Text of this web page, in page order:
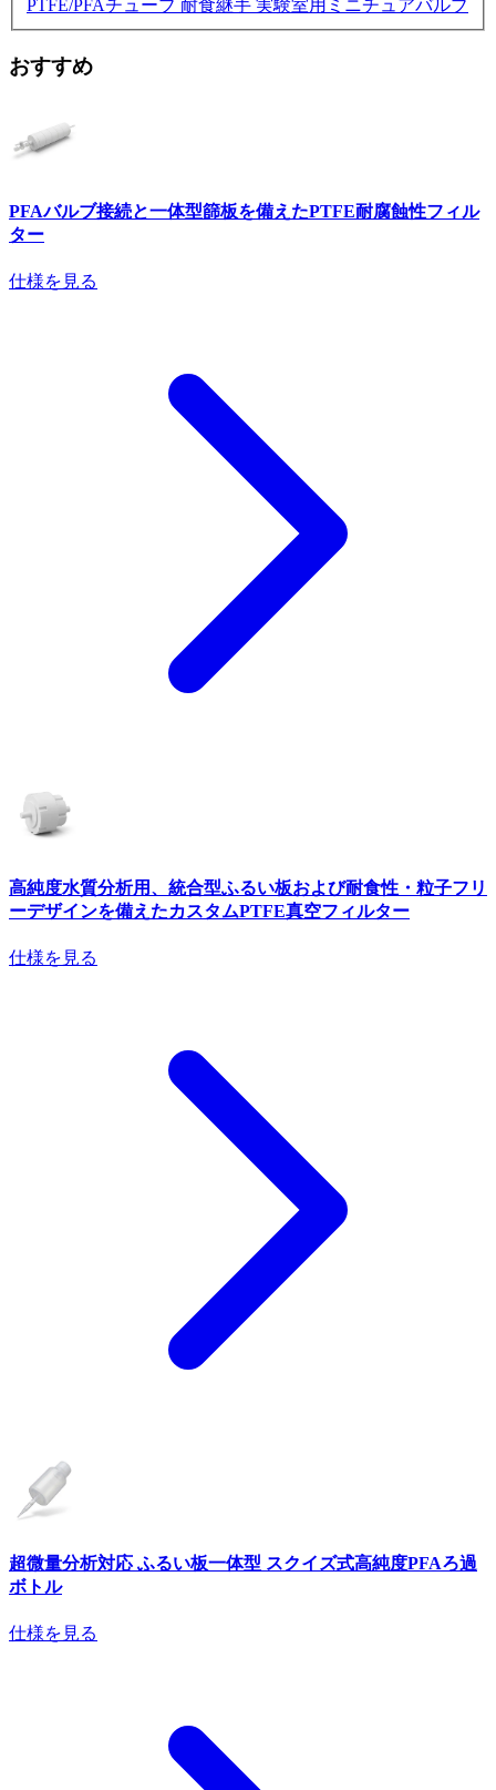
PTFE/PFAチューブ 耐食継手 実験室用ミニチュアバルブ
おすすめ
PFAバルブ接続と一体型篩板を備えたPTFE耐腐蝕性フィル
ター
仕様を見る
高純度水質分析用、統合型ふるい板および耐食性・粒子フリ
ーデザインを備えたカスタムPTFE真空フィルター
仕様を見る
超微量分析対応 ふるい板一体型 スクイズ式高純度PFAろ過
ボトル
仕様を見る